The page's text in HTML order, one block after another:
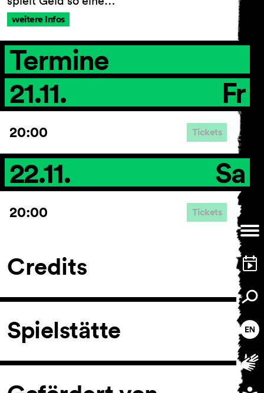
weitere Infos
Termine
21.11.
Fr
20:00 Tickets
22.11. Sa
20:00 Tickets
Credits
Spielstätte